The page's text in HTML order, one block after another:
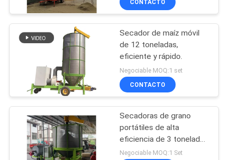
CONTROL
ÉNTRENOS
EN
CONTACTO
CON
Secador de granos
pequeños
CONTACTO
Secador de maíz móvil
de 12 toneladas,
eficiente y rápido.
Negociable MOQ:1 set
CONTACTO
Secadoras de grano
portátiles de alta
eficiencia de 3 toneladas
por lote
Negociable MOQ:1 Set